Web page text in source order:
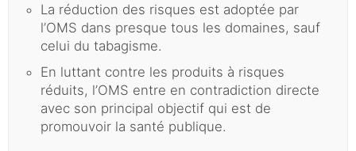
La réduction des risques est adoptée par
l’OMS dans presque tous les domaines, sauf
celui du tabagisme.
En luttant contre les produits à risques
réduits, l’OMS entre en contradiction directe
avec son principal objectif qui est de
promouvoir la santé publique.